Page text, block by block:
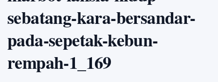
sebatang-kara-bersandar-
pada-sepetak-kebun-
rempah-1_169